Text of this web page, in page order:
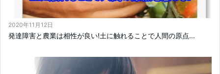
2020年11月12日
発達障害と農業は相性が良い!土に触れることで人間の原点...